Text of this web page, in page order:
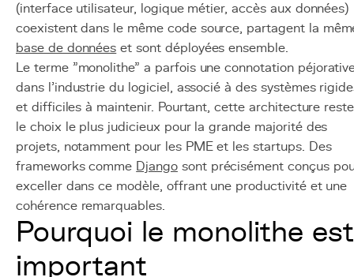
(interface utilisateur, logique métier, accès aux données)
coexistent dans le même code source, partagent la
base de données et sont déployées ensemble.
Le terme "monolithe" a parfois une connotation
dans l'industrie du logiciel, associé à des systèmes
et difficiles à maintenir. Pourtant, cette architecture reste
le choix le plus judicieux pour la grande majorité des
projets, notamment pour les PME et les startups. Des
frameworks comme Djangosont précisément conçus
exceller dans ce modèle, offrant une productivité et une
cohérence remarquables.
Pourquoi le monolithe est
important